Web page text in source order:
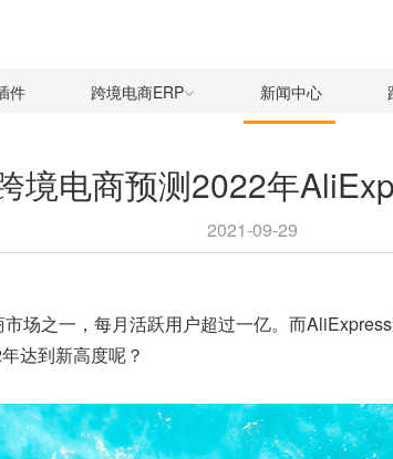
件 跨境电商ERP 新闻中心
境电商预测2022年
2021-09-29
场之一，每月活跃用户超过一亿。而
达到新高度呢？